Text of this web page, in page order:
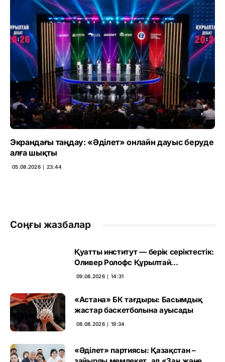
Экрандағы таңдау: «Әділет» онлайн дауыс беруде
алға шықты
05.08.2026 ∣ 23:44
Соңғы жазбалар
Қуатты институт — берік серіктестік:
Оливер Ролофс Құрылтай
сайлауының маңызын бағалады
09.08.2026 ∣ 14:31
«Астана» БК тағдыры: Басымдық
жастар баскетболына ауысады
08.08.2026 ∣ 19:34
«Әділет» партиясы: Қазақстан –